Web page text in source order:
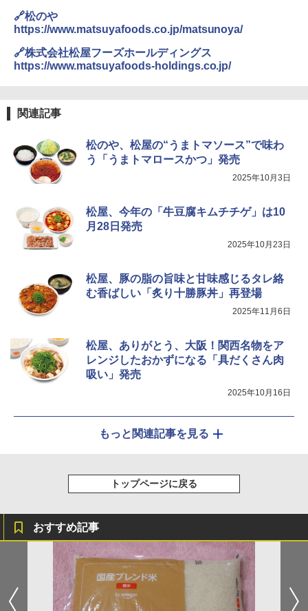
🔗松のや
https://www.matsuyafoods.co.jp/matsunoya/
🔗株式会社松屋フーズホールディングス
https://www.matsuyafoods-holdings.co.jp/
関連記事
松のや、松屋の“うまトマソース”で味わ
う「うまトマロースかつ」発売
2025年10月3日
松屋、今年の「牛豆腐キムチチゲ」は10
月28日発売
2025年10月23日
松屋、豚の脂の旨味と甘味感じるタレ絡
む香ばしい「炙り十勝豚丼」再登場
2025年11月6日
松屋、ありがとう、大阪！関西名物をア
レンジしたおかずになる「具だくさん肉
吸い」発売
2025年10月16日
もっと関連記事を見る
トップページに戻る
おすすめ記事